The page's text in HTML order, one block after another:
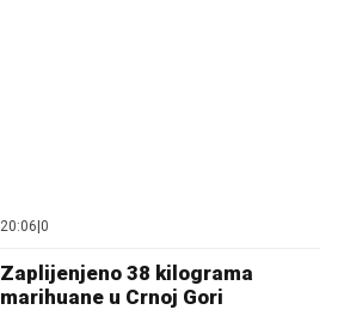
20:06 0
Zaplijenjeno 38 kilograma
marihuane u Crnoj Gori